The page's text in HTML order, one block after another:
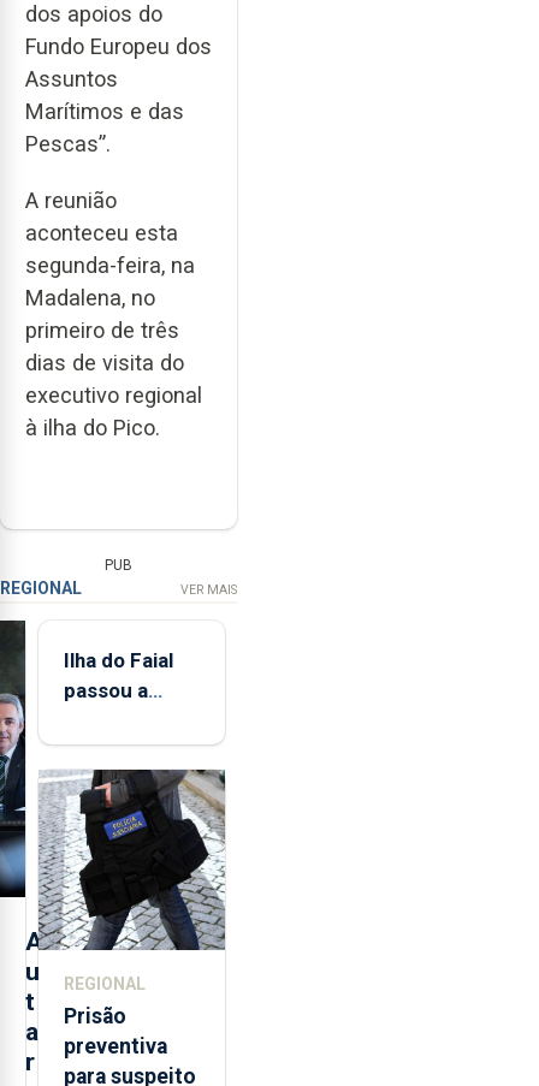
dos apoios do
Fundo Europeu dos
Assuntos
Marítimos e das
Pescas”.
A reunião
aconteceu esta
segunda-feira, na
Madalena, no
primeiro de três
dias de visita do
executivo regional
à ilha do Pico.
PUB
REGIONAL VER MAIS
A
u
t
a
r
Ilha do Faial
passou a
de
monitorização
de infrassons
dos Açores
REGIONAL
Prisão
preventiva
para suspeito